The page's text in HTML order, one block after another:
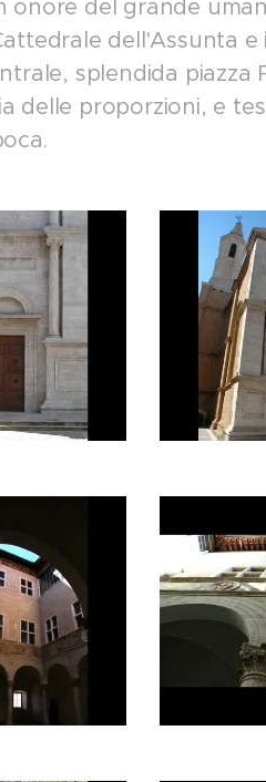
onore del grande
dell'Assunta e
splendida piazza
delle proporzioni, e